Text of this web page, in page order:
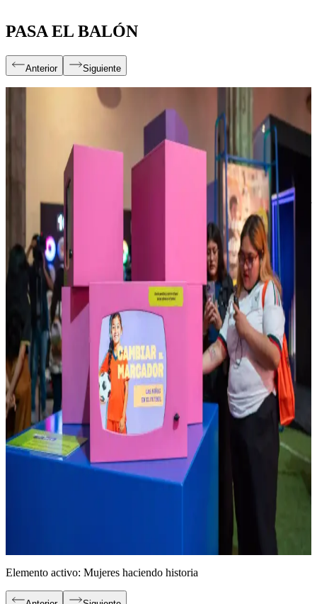
PASA EL BALÓN
Anterior Siguiente
El futbol femenil vs el futbol varonil: Descubre la historia, los retos
y barreras que han enfrentado a lo largo de los años.
Conoce las butacas originales del legendario Estadio Azteca y las
historias que se han vivido desde sus gradas.
La cascarita también puede ser a escala. ¡Demuestra tus habilidades
para el futbolito!
Pon a prueba tu mente y concentración para mover la pelota y anotar
antes que tu contrincante. ¡Duelo de mentes!
Mide tu velocidad de reacción y descubre qué tan rápidos son tus
reflejos.
Enciende la tribuna con tu propia narración y dale un toque único a
cada jugada. ¡Presume tu talento!
Desde Acapulco para el mundo entero: Echa un vistazo a nuestra
colección de uniformes de Jorge Campos y jerseys históricos.
Recorre la historia del fútbol a través de camisetas que marcaron
distintas épocas.
Juega, crea y comparte con actividades para explorar el fútbol desde
nuevas perspectivas.
Pon a prueba tus habilidades de arbitraje y decide si la jugada fue
legal o no. ¡Aquí tú eres el VAR!
Conoce a las personas y profesiones que hacen posible el fútbol
dentro y fuera de la cancha.
Descubre cómo el diseño y la tecnología dan forma a la camiseta de
Cambia tu mirada y descubre las formas en las que también se pasa
el balón de manera incluyente. ¡Nadie debe estar fuera de foco!
Elemento activo: Mujeres haciendo historia